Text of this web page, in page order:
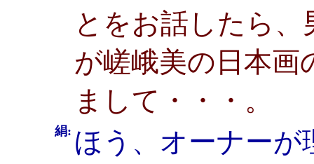
とをお話したら
が嵯峨美の日本
まして・・・。
絹: ほう、オーナー